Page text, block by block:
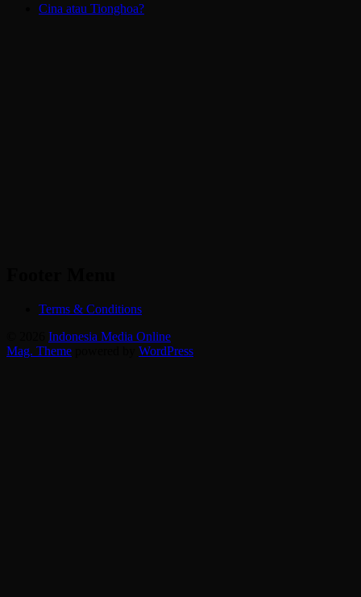
Cina atau Tionghoa?
Terms & Conditions
Indonesia Media Online
Mag. Theme
WordPress